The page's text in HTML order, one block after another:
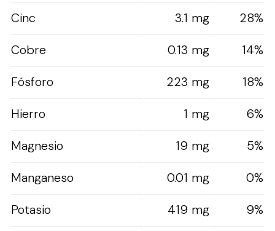
Cinc
3.1 mg
28%
Cobre
0.13 mg
14%
Fósforo
223 mg
18%
Hierro
1 mg
6%
Magnesio
19 mg
5%
Manganeso
0.01 mg
0%
Potasio
419 mg
9%